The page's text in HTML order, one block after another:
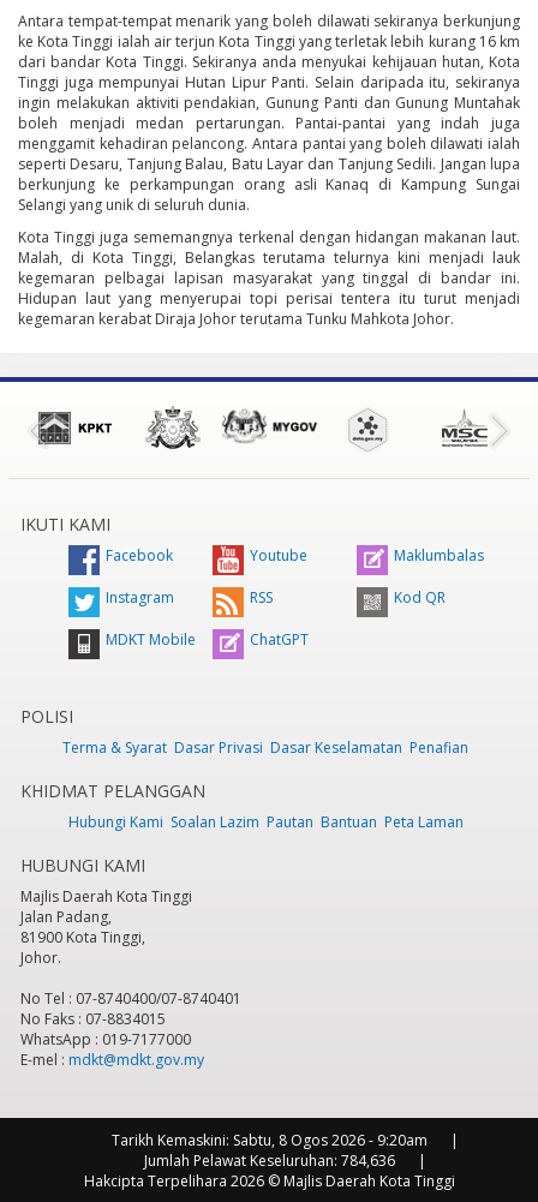
Antara tempat-tempat menarik yang boleh dilawati sekiranya berkunjung
ke Kota Tinggi ialah air terjun Kota Tinggi yang terletak lebih kurang 16 km
dari bandar Kota Tinggi. Sekiranya anda menyukai kehijauan hutan, Kota
Tinggi juga mempunyai Hutan Lipur Panti. Selain daripada itu, sekiranya
ingin melakukan aktiviti pendakian, Gunung Panti dan Gunung Muntahak
boleh menjadi medan pertarungan. Pantai-pantai yang indah juga
menggamit kehadiran pelancong. Antara pantai yang boleh dilawati ialah
seperti Desaru, Tanjung Balau, Batu Layar dan Tanjung Sedili. Jangan lupa
berkunjung ke perkampungan orang asli Kanaq di Kampung Sungai
Selangi yang unik di seluruh dunia.
Kota Tinggi juga sememangnya terkenal dengan hidangan makanan laut.
Malah, di Kota Tinggi, Belangkas terutama telurnya kini menjadi lauk
kegemaran pelbagai lapisan masyarakat yang tinggal di bandar ini.
Hidupan laut yang menyerupai topi perisai tentera itu turut menjadi
kegemaran kerabat Diraja Johor terutama Tunku Mahkota Johor.
IKUTI KAMI
Facebook Youtube Maklumbalas
Instagram RSS Kod QR
MDKT Mobile ChatGPT
POLISI
Terma & Syarat Dasar Privasi Dasar Keselamatan Penafian
KHIDMAT PELANGGAN
Hubungi Kami Soalan Lazim Pautan Bantuan Peta Laman
HUBUNGI KAMI
Majlis Daerah Kota Tinggi
Jalan Padang,
81900 Kota Tinggi,
Johor.
No Tel : 07-8740400/07-8740401
No Faks : 07-8834015
WhatsApp : 019-7177000
E-mel : mdkt@mdkt.gov.my
Tarikh Kemaskini: Sabtu, 8 Ogos 2026 - 9:20am
Jumlah Pelawat Keseluruhan: 784,636
Hakcipta Terpelihara 2026 © Majlis Daerah Kota Tinggi